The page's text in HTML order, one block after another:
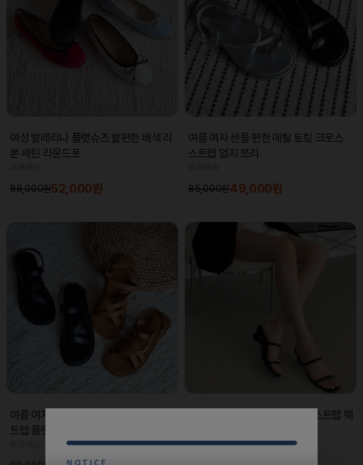
여성 발레리나 플랫슈즈 발편한 배색 리
본 새틴 라운드토
88,000원52,000원
여름 여자 샌들 편한 메탈 토링 크로스
스트랩 엄지 쪼리
85,000원49,000원
여름 여자 천연가죽 샌들 발편한 버클 스
트랩 플랫
여름 여자 슬리퍼힐 편한 더블 스트랩 웨
무료배송